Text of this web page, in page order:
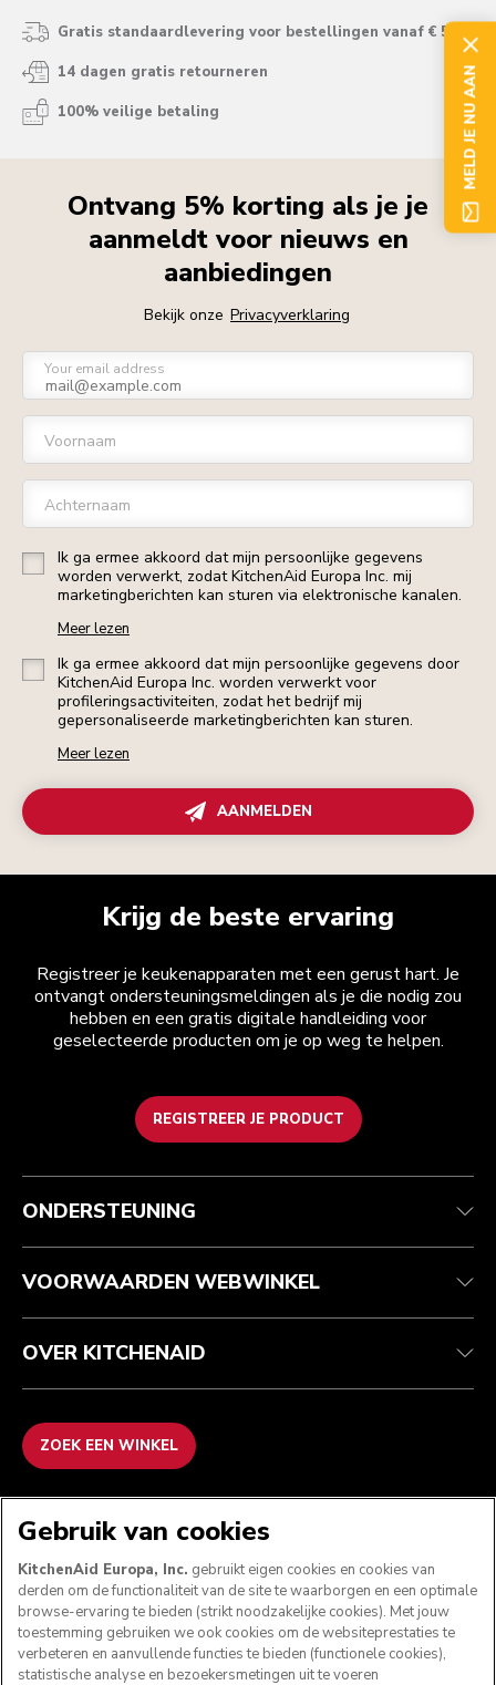
Gratis standaardlevering voor bestellingen vanaf € 50
14 dagen gratis retourneren
100% veilige betaling
Ontvang 5% korting als je je
aanmeldt voor nieuws en
aanbiedingen
Bekijk onze Privacyverklaring
Your email address
Voornaam
Achternaam
Ik ga ermee akkoord dat mijn persoonlijke gegevens
worden verwerkt, zodat KitchenAid Europa Inc. mij
marketingberichten kan sturen via elektronische kanalen.
Meer lezen
Ik ga ermee akkoord dat mijn persoonlijke gegevens door
KitchenAid Europa Inc. worden verwerkt voor
profileringsactiviteiten, zodat het bedrijf mij
gepersonaliseerde marketingberichten kan sturen.
Meer lezen
AANMELDEN
Krijg de beste ervaring
Registreer je keukenapparaten met een gerust hart. Je
ontvangt ondersteuningsmeldingen als je die nodig zou
hebben en een gratis digitale handleiding voor
geselecteerde producten om je op weg te helpen.
REGISTREER JE PRODUCT
Health check
Je bestelling volgen
Garantie en documenten
Veelgestelde vragen
Algemene voorwaarden
Retournering en terugbetaling
Imprint
ODR
Het merk
Zoek een winkel
ONDERSTEUNING
VOORWAARDEN WEBWINKEL
OVER KITCHENAID
ZOEK EEN WINKEL
VOLG ONS
MELD JE NU AAN
Gebruik van cookies
KitchenAid Europa, Inc. gebruikt eigen cookies en cookies van
derden om de functionaliteit van de site te waarborgen en een optimale
browse-ervaring te bieden (strikt noodzakelijke cookies). Met jouw
toestemming gebruiken we ook cookies om de websiteprestaties te
verbeteren en aanvullende functies te bieden (functionele cookies),
statistische analyse en bezoekersmetingen uit te voeren